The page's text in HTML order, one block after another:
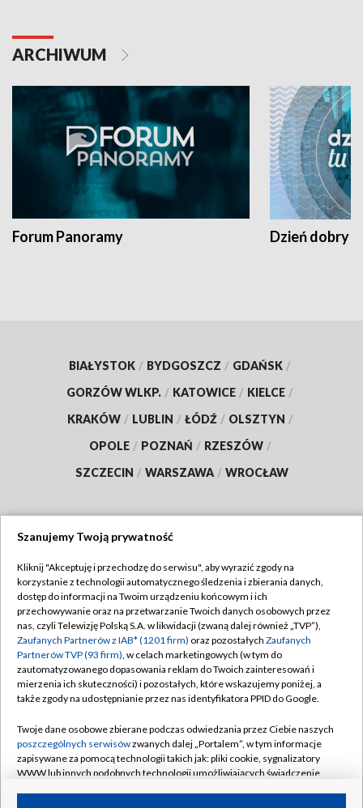
ARCHIWUM
Forum Panoramy Dzień dobry
BIAŁYSTOK / BYDGOSZCZ / GDAŃSK /
GORZÓW WLKP. / KATOWICE / KIELCE /
KRAKÓW / LUBLIN / ŁÓDŹ / OLSZTYN /
OPOLE / POZNAŃ / RZESZÓW /
SZCZECIN / WARSZAWA / WROCŁAW
TVP
Abonament TVP
Emisja w TVP
Centrum informacji TVP
Naziemna Telewizja Cyfrowa
Rada Programowa
System NOS
Informacje o nadawcy
Regulamin TVP
Polityka prywatności
Moje zgody
Pomoc
Kontakt
Kanały
Szanujemy Twoją prywatność
Kliknij "Akceptuję i przechodzę do serwisu", aby wyrazić zgody na
korzystanie z technologii automatycznego śledzenia i zbierania danych,
dostęp do informacji na Twoim urządzeniu końcowym i ich
przechowywanie oraz na przetwarzanie Twoich danych osobowych przez
nas, czyli Telewizję Polską S.A. w likwidacji (zwaną dalej również „TVP”),
Zaufanych Partnerów z IAB* (1201 firm) oraz pozostałych Zaufanych
Partnerów TVP (93 firm), w celach marketingowych (w tym do
zautomatyzowanego dopasowania reklam do Twoich zainteresowań i
mierzenia ich skuteczności) i pozostałych, które wskazujemy poniżej, a
także zgody na udostępnianie przez nas identyfikatora PPID do Google.
Twoje dane osobowe zbierane podczas odwiedzania przez Ciebie naszych
poszczególnych serwisówzwanych dalej „Portalem”, w tym informacje
zapisywane za pomocą technologii takich jak: pliki cookie, sygnalizatory
WWW lub innych podobnych technologii umożliwiających świadczenie